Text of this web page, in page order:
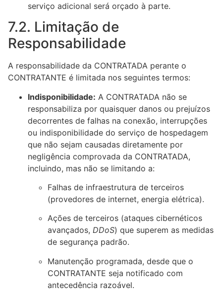
serviço adicional será orçado à parte.
7.2. Limitação de
Responsabilidade
A responsabilidade da CONTRATADA perante o
CONTRATANTE é limitada nos seguintes termos:
Indisponibilidade: A CONTRATADA não se
responsabiliza por quaisquer danos ou prejuízos
decorrentes de falhas na conexão, interrupções
ou indisponibilidade do serviço de hospedagem
que não sejam causadas diretamente por
negligência comprovada da CONTRATADA,
incluindo, mas não se limitando a:
Falhas de infraestrutura de terceiros
(provedores de internet, energia elétrica).
Ações de terceiros (ataques cibernéticos
avançados, DDoS) que superem as medidas
de segurança padrão.
Manutenção programada, desde que o
CONTRATANTE seja notificado com
antecedência razoável.